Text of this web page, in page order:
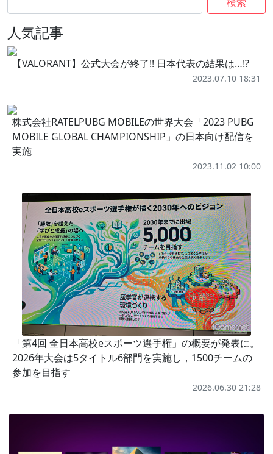
人気記事
【VALORANT】公式大会が終了!! 日本代表の結果は…!?
2023.07.10 18:31
株式会社RATELPUBG MOBILEの世界大会「2023 PUBG
MOBILE GLOBAL CHAMPIONSHIP」の日本向け配信を
実施
2023.11.02 10:00
「第4回 全日本高校eスポーツ選手権」の概要が発表に。
2026年大会は5タイトル6部門を実施し，1500チームの
参加を目指す
2026.06.30 21:28